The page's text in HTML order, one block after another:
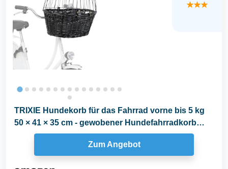
★★★
TRIXIE Hundekorb für das Fahrrad vorne bis 5 kg
50 × 41 × 35 cm - gewobener Hundefahrradkorb
Zum Angebot